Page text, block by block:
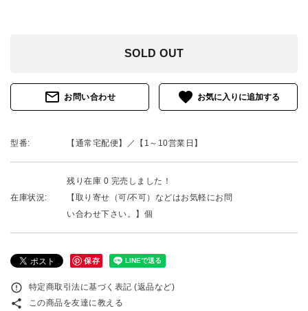
SOLD OUT
mail_outline お問い合わせ favorite
型番: 【通常宅配便】／【1～10営業日】
在庫状況:
残り在庫 0 完売しました！
【取り寄せ（可/不可）などはお気軽にお問
い合わせ下さい。】個
保存
error_outline 特定商取引法に基づく表記 (返品など)
share この商品を友達に教える